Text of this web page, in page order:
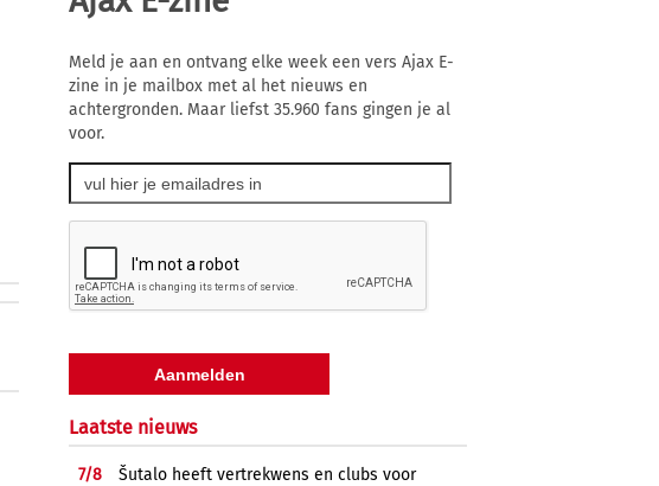
Meld je aan en ontvang elke week een vers Ajax E-
zine in je mailbox met al het nieuws en
achtergronden. Maar liefst 35.960 fans gingen je al
voor.
Laatste nieuws
7/8
Šutalo heeft vertrekwens en clubs voor